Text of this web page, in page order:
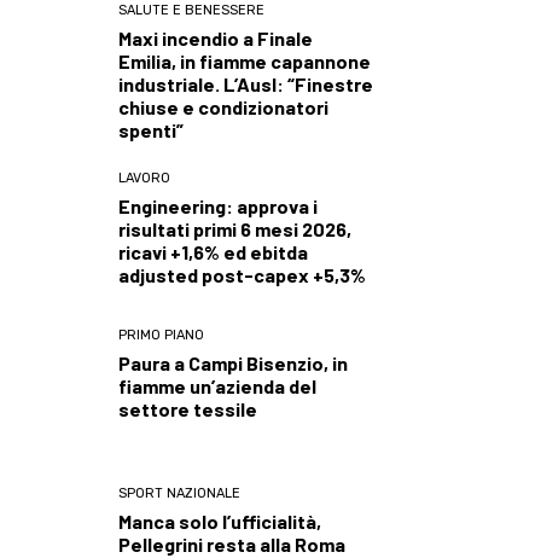
SALUTE E BENESSERE
Maxi incendio a Finale
Emilia, in fiamme capannone
industriale. L’Ausl: “Finestre
chiuse e condizionatori
spenti”
LAVORO
Engineering: approva i
risultati primi 6 mesi 2026,
ricavi +1,6% ed ebitda
adjusted post-capex +5,3%
PRIMO PIANO
Paura a Campi Bisenzio, in
fiamme un’azienda del
settore tessile
SPORT NAZIONALE
Manca solo l’ufficialità,
Pellegrini resta alla Roma